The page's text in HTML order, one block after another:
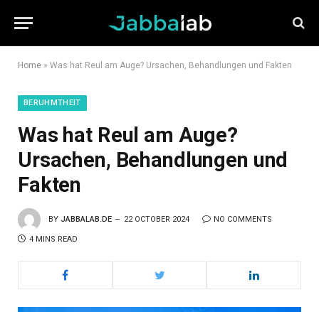
Home » Was hat Reul am Auge? Ursachen, Behandlungen und Fakten
BERUHMTHEIT
Was hat Reul am Auge?
Ursachen, Behandlungen und
Fakten
BY JABBALAB.DE 22 OCTOBER 2024 NO COMMENTS
4 MINS READ